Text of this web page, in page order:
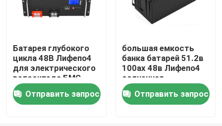
Домашняя батарея Lifepo4
батарея 24V Lifepo4
батарея 48v Lifepo4
Батарея глубокого
цикла 48В Лифепо4
для электрического
велосипеда БМС
умного 100Ах ИБ-
ЛФ51100
Отправить запрос
большая емкость
банка батарей 51.2в
100ах 48в Лифепо4
солнечная
водоустойчивая
Отправить запрос